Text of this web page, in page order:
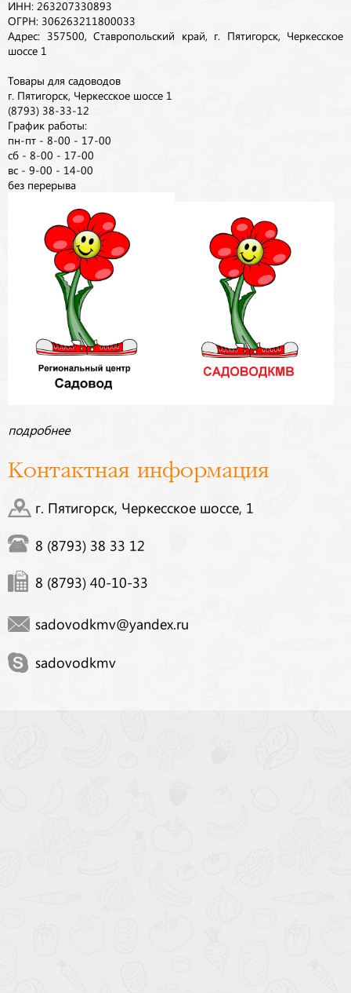
ИНН: 263207330893
ОГРН: 306263211800033
Адрес: 357500, Ставропольский край, г. Пятигорск, Черкесское
шоссе 1
Товары для садоводов
г. Пятигорск, Черкесское шоссе 1
(8793) 38-33-12
График работы:
пн-пт - 8-00 - 17-00
сб - 8-00 - 17-00
вс - 9-00 - 14-00
без перерыва
подробнее
Контактная информация
г. Пятигорск, Черкесское шоссе, 1
8 (8793) 38 33 12
8 (8793) 40-10-33
sadovodkmv@yandex.ru
sadovodkmv